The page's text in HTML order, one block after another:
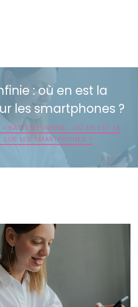
: où en est la
les smartphones ?
» BATTERIE INFINIE : OÙ EN EST LA
SUR LES SMARTPHONES ?